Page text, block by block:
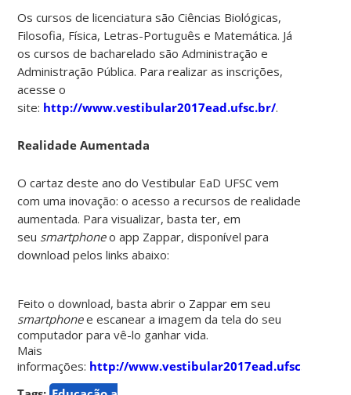
Os cursos de licenciatura são Ciências Biológicas,
Filosofia, Física, Letras-Português e Matemática. Já
os cursos de bacharelado são Administração e
Administração Pública. Para realizar as inscrições,
acesse o
site: http://www.vestibular2017ead.ufsc.br/.
Realidade Aumentada
O cartaz deste ano do Vestibular EaD UFSC vem
com uma inovação: o acesso a recursos de realidade
aumentada. Para visualizar, basta ter, em
seu smartphoneo app Zappar, disponível para
download pelos links abaixo:
Feito o download, basta abrir o Zappar em seu
smartphonee escanear a imagem da tela do seu
computador para vê-lo ganhar vida.
Mais
informações: http://www.vestibular2017ead.ufsc.br/